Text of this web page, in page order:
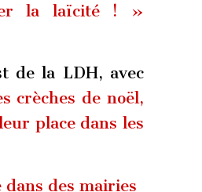
la laïcité ! »
de la LDH, avec
crèches de noël,
place dans les
des mairies